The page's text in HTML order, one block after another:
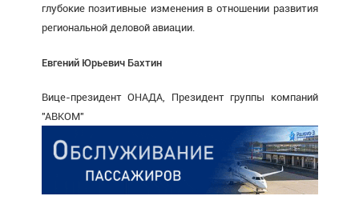
глубокие позитивные изменения в отношении развития
региональной деловой авиации.
Евгений Юрьевич Бахтин
Вице-президент ОНАДА, Президент группы компаний
"АВКОМ"